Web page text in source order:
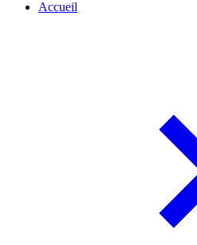
Accueil